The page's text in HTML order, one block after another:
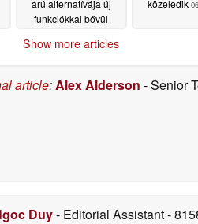
árú alternatívája új
funkciókkal bővül
közeledik
Show more articles
article:Alex Alderson - Senior
Duy- Editorial Assistant-